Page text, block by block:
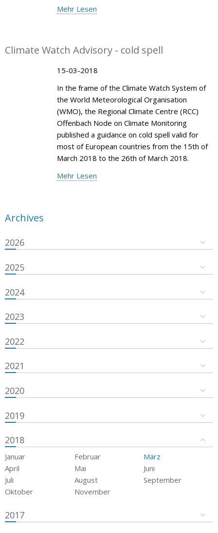
Mehr Lesen
Climate Watch Advisory - cold spell
15-03-2018
In the frame of the Climate Watch System of
the World Meteorological Organisation
(WMO), the Regional Climate Centre (RCC)
Offenbach Node on Climate Monitoring
published a guidance on cold spell valid for
most of European countries from the 15th of
March 2018 to the 26th of March 2018.
Mehr Lesen
Archives
2026
2025
2024
2023
2022
2021
2020
2019
2018
Januar Februar
März
April
Mai
Juni
Juli
August
September
Oktober
November
2017